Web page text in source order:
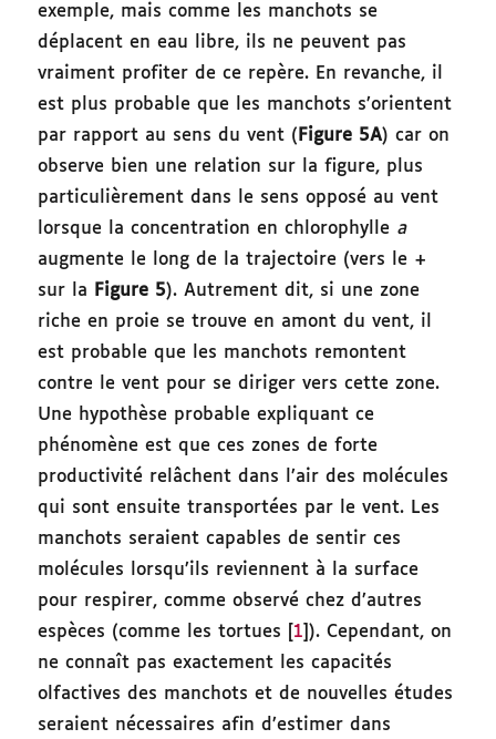
exemple, mais comme les manchots se
déplacent en eau libre, ils ne peuvent pas
vraiment profiter de ce repère. En revanche, il
est plus probable que les manchots s’orientent
par rapport au sens du vent ( Figure 5A) car on
observe bien une relation sur la figure, plus
particulièrement dans le sens opposé au vent
lorsque la concentration en chlorophylle a
augmente le long de la trajectoire (vers le +
sur la
Figure 5). Autrement dit, si une zone
riche en proie se trouve en amont du vent, il
est probable que les manchots remontent
contre le vent pour se diriger vers cette zone.
Une hypothèse probable expliquant ce
phénomène est que ces zones de forte
productivité relâchent dans l’air des molécules
qui sont ensuite transportées par le vent. Les
manchots seraient capables de sentir ces
molécules lorsqu’ils reviennent à la surface
pour respirer, comme observé chez d’autres
espèces (comme les tortues [ 1 ]). Cependant, on
ne connaît pas exactement les capacités
olfactives des manchots et de nouvelles études
seraient nécessaires afin d’estimer dans